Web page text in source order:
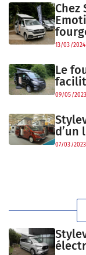
Chez
13/03/2024
Le
09/05/2023
d’un
07/03/2023